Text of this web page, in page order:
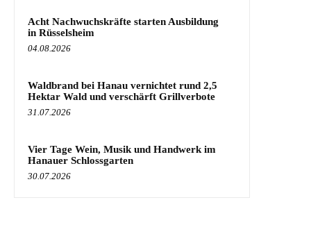
Acht Nachwuchskräfte starten Ausbildung
in Rüsselsheim
04.08.2026
Waldbrand bei Hanau vernichtet rund 2,5
Hektar Wald und verschärft Grillverbote
31.07.2026
Vier Tage Wein, Musik und Handwerk im
Hanauer Schlossgarten
30.07.2026